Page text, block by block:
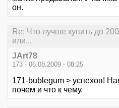
он.
Re: Что лучше купить до
или...
JArt78
173 - 06.08.2009 - 08:25
171-bublegum > успехов!
почем и что к чему.